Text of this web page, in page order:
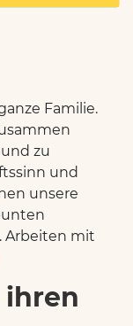
Familie.
zu
und
unsere
Arbeiten mit